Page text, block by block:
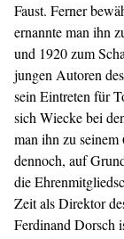
Faust. Ferner
ernannte man ihn
und 1920 zum
jungen Autoren
sein Eintreten für
sich Wiecke bei
man ihn zu
dennoch, auf
die
Zeit als Direktor
Ferdinand Dorsch